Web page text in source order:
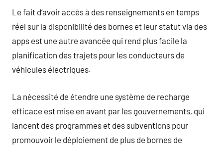
Le fait d’avoir accès à des renseignements en temps
réel sur la disponibilité des bornes et leur statut via des
apps est une autre avancée qui rend plus facile la
planification des trajets pour les conducteurs de
véhicules électriques.
La nécessité de étendre une système de recharge
efficace est mise en avant par les gouvernements, qui
lancent des programmes et des subventions pour
promouvoir le déploiement de plus de bornes de